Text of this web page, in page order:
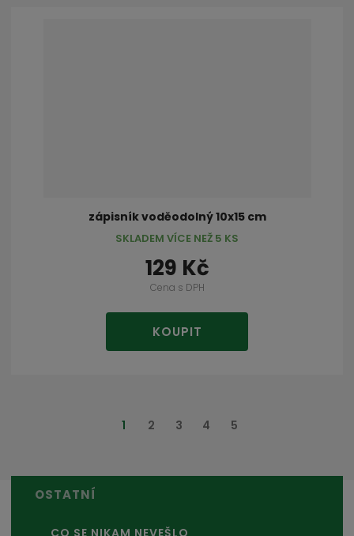
zápisník voděodolný 10x15 cm
129 Kč
Cena s DPH
KOUPIT
SKLADEM VÍCE NEŽ 5 KS
1 2 3 4 5
OSTATNÍ
CO SE NIKAM NEVEŠLO